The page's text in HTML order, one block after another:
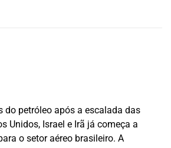
do petróleo após a escalada das
Unidos, Israel e Irã já começa a
o setor aéreo brasileiro. A